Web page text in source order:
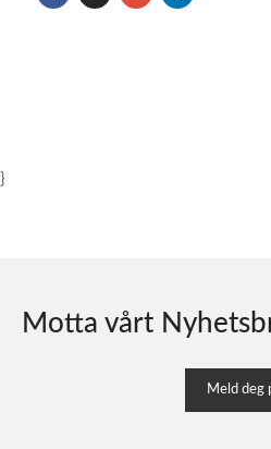
}
Motta vårt
Meld deg